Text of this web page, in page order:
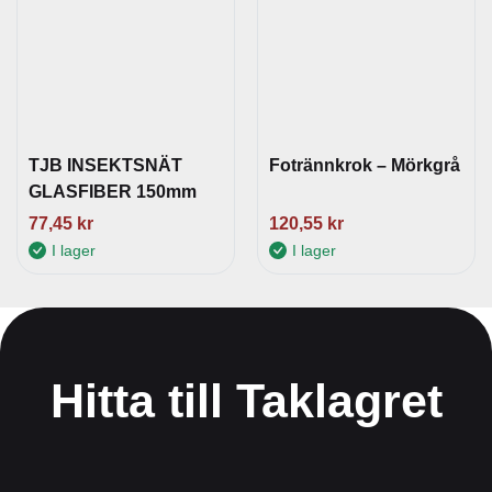
TJB INSEKTSNÄT
GLASFIBER 150mm
77,45 kr
I lager
Fotrännkrok – Mörkgrå
120,55 kr
I lager
Hitta till Taklagret